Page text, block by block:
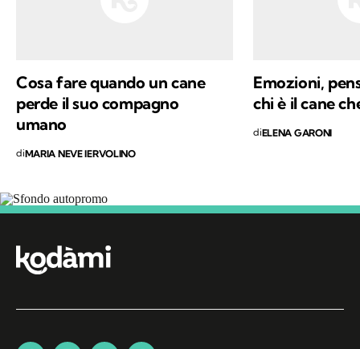
Cosa fare quando un cane
perde il suo compagno
umano
diMARIA NEVE IERVOLINO
Emozioni,
chi è il cane
diELENA GARONI
Segui Kodami
sui canali social